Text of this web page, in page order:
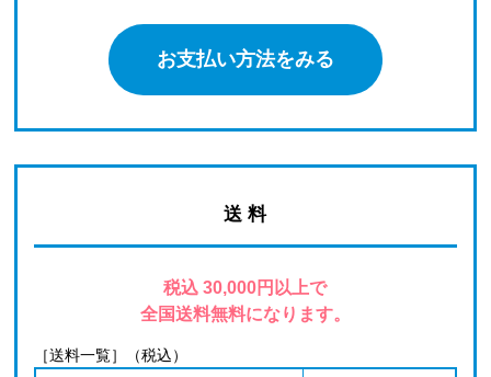
お支払い方法をみる
送 料
税込 30,000円以上で
全国送料無料になります。
［送料一覧］（税込）